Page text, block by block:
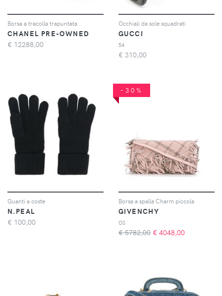
Borsa a tracolla trapuntata
CHANEL PRE-OWNED
€ 12288,00
Occhiali da sole squadrati
GUCCI
54
€ 310,00
Guanti a coste
N.PEAL
€ 100,00
-30%
Borsa a spalla Charm piccola
GIVENCHY
OS
€ 5782,00 € 4048,00